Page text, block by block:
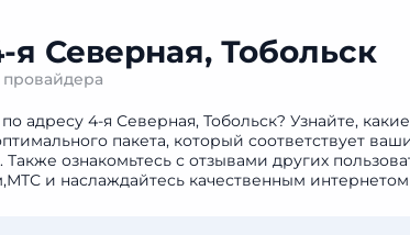
Северная, Тобольск
провайдера
адресу 4-я Северная, Тобольск? Узнайте,
пакета, который соответствует
ознакомьтесь с отзывами других
и наслаждайтесь качественным